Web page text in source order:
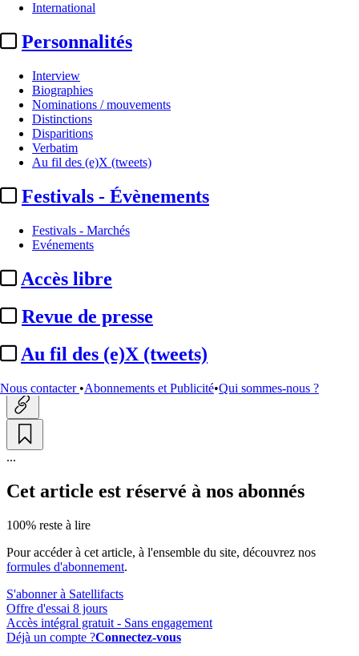
International
Personnalités
Interview
Biographies
Nominations / mouvements
Distinctions
Disparitions
Verbatim
Au fil des (e)X (tweets)
Festivals - Évènements
Festivals - Marchés
Evénements
Accès libre
Revue de presse
Au fil des (e)X (tweets)
Nous contacter •Abonnements et Publicité•Qui sommes-nous ?
Décret TNT :
consultation publique sur le
projet
Actualité n° 247239|Publié le 23 juin 2021 20:06
...
Cet article est réservé à nos abonnés
100% reste à lire
Pour accéder à cet article, à l'ensemble du site, découvrez nos
formules d'abonnement.
S'abonner à Satellifacts
Offre d'essai 8 jours
Accès intégral gratuit - Sans engagement
Déjà un compte ?Connectez-vous